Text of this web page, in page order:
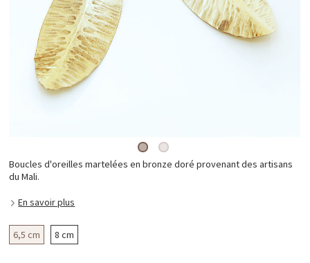
Boucles d'oreilles martelées en bronze doré provenant des artisans
du Mali.
En savoir plus
6,5 cm 8 cm